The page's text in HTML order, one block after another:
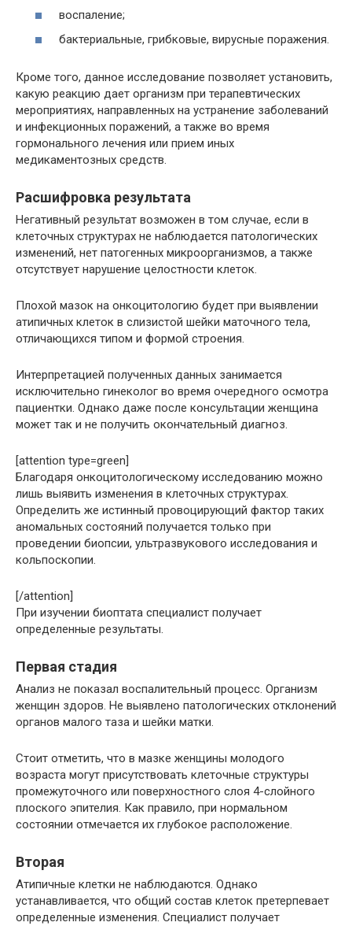
воспаление;
бактериальные, грибковые, вирусные поражения.
Кроме того, данное исследование позволяет установить,
какую реакцию дает организм при терапевтических
мероприятиях, направленных на устранение заболеваний
и инфекционных поражений, а также во время
гормонального лечения или прием иных
медикаментозных средств.
Расшифровка результата
Негативный результат возможен в том случае, если в
клеточных структурах не наблюдается патологических
изменений, нет патогенных микроорганизмов, а также
отсутствует нарушение целостности клеток.
Плохой мазок на онкоцитологию будет при выявлении
атипичных клеток в слизистой шейки маточного тела,
отличающихся типом и формой строения.
Интерпретацией полученных данных занимается
исключительно гинеколог во время очередного осмотра
пациентки. Однако даже после консультации женщина
может так и не получить окончательный диагноз.
[attention type=green]
Благодаря онкоцитологическому исследованию можно
лишь выявить изменения в клеточных структурах.
Определить же истинный провоцирующий фактор таких
аномальных состояний получается только при
проведении биопсии, ультразвукового исследования и
кольпоскопии.
[/attention]
При изучении биоптата специалист получает
определенные результаты.
Первая стадия
Анализ не показал воспалительный процесс. Организм
женщин здоров. Не выявлено патологических отклонений
органов малого таза и шейки матки.
Стоит отметить, что в мазке женщины молодого
возраста могут присутствовать клеточные структуры
промежуточного или поверхностного слоя 4-слойного
плоского эпителия. Как правило, при нормальном
состоянии отмечается их глубокое расположение.
Вторая
Атипичные клетки не наблюдаются. Однако
устанавливается, что общий состав клеток претерпевает
определенные изменения. Специалист получает